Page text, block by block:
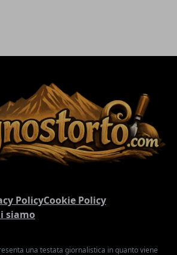
PolicyCookie Policy
siamo
una testata giornalistica in quanto viene